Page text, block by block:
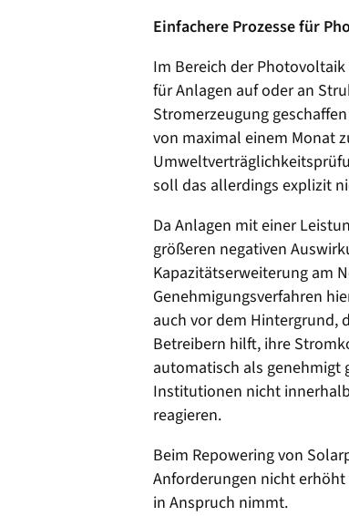
Einfachere Prozesse für
Im Bereich der
für Anlagen auf oder an
Stromerzeugung
von maximal einem Monat
soll das allerdings explizit
Da Anlagen mit einer
größeren negativen
Kapazitätserweiterung am
Genehmigungsverfahren
auch vor dem Hintergrund,
Betreibern hilft, ihre
automatisch als genehmigt
Institutionen nicht
reagieren.
Beim Repowering von
Anforderungen nicht
in Anspruch nimmt.